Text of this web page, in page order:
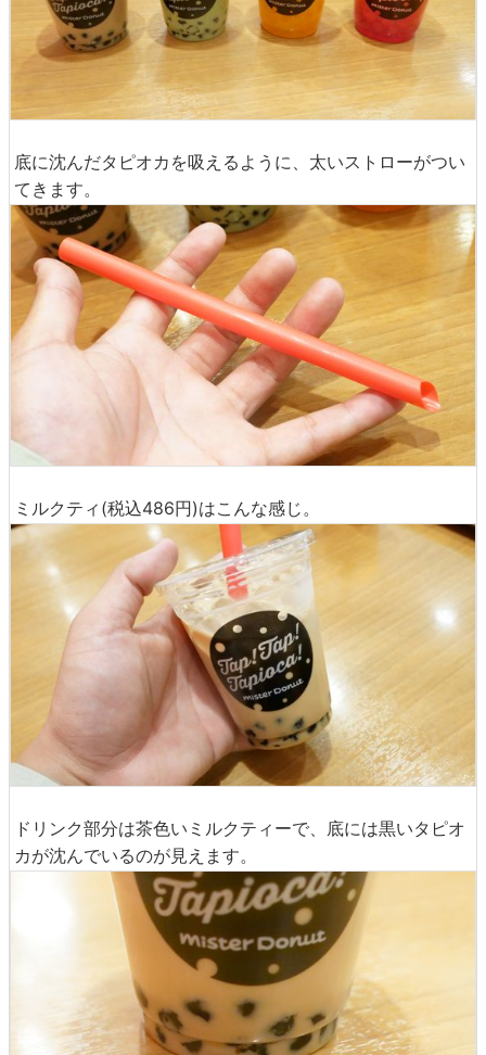
底に沈んだタピオカを吸えるように、太いストローがつい
てきます。
ミルクティ(税込486円)はこんな感じ。
ドリンク部分は茶色いミルクティーで、底には黒いタピオ
カが沈んでいるのが見えます。